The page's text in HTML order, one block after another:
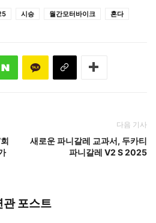
시승 월간모터바이크 혼다
다음 기사
새로운 파니갈레 교과서, 두카티
파니갈레 V2 S 2025
관 포스트